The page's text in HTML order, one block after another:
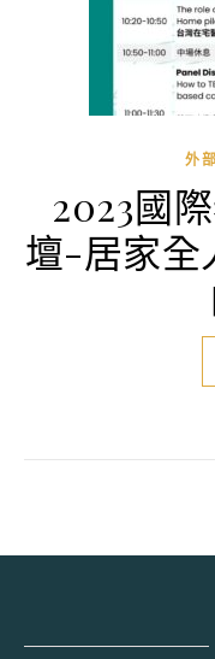
外
2023國
壇-居家全